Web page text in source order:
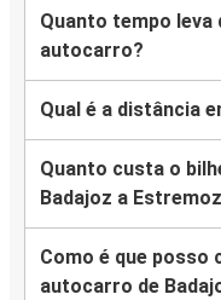
Quanto tempo leva
autocarro?
Qual é a distância
Quanto custa o
Badajoz a
Como é que posso
autocarro de